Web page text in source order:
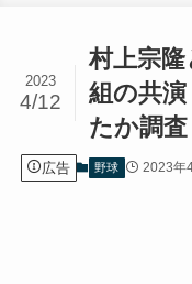
村上宗
組の共
たか調査
2023
4/12
広告 野球 2023年